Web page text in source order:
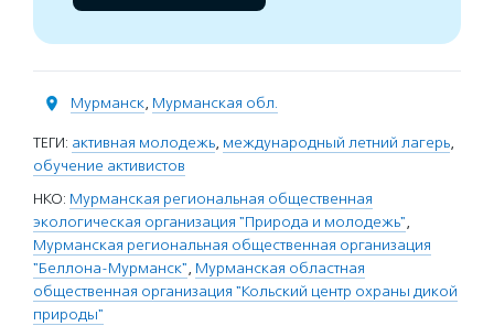
Мурманск, Мурманская обл.
ТЕГИ: активная молодежь, международный летний лагерь,
обучение активистов
НКО: Мурманская региональная общественная
экологическая организация "Природа и молодежь",
Мурманская региональная общественная организация
"Беллона-Мурманск", Мурманская областная
общественная организация "Кольский центр охраны дикой
природы"